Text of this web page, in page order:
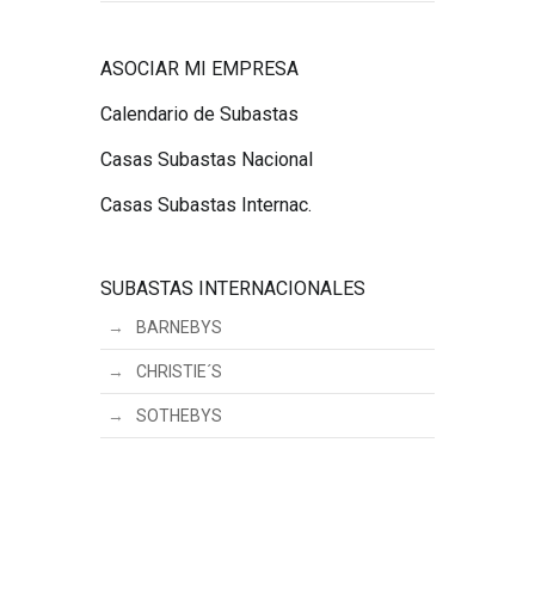
ASOCIAR MI EMPRESA
Calendario de Subastas
Casas Subastas Nacional
Casas Subastas Internac.
SUBASTAS INTERNACIONALES
BARNEBYS
CHRISTIE´S
SOTHEBYS